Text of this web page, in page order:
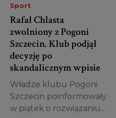
Sport
Rafał Chlasta
zwolniony z Pogoni
Szczecin. Klub podjął
decyzję po
skandalicznym wpisie
Władze klubu Pogoni
Szczecin poinformowały
w piątek o rozwiązaniu